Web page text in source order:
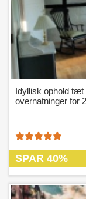
Idyllisk ophold tæt
overnatninger for
SPAR 40%